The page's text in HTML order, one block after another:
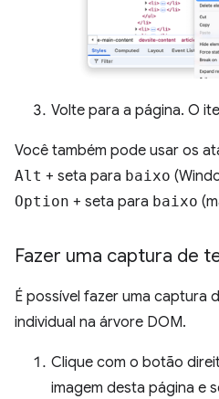
Volte para a página. O
Você também pode usar os
Alt + seta para baixo
Option + seta para baixo
Fazer uma captura de
É possível fazer uma captura
individual na árvore DOM.
Clique com o botão
imagem desta página e